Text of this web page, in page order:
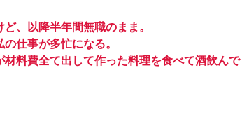
、以降半年間無職のまま。
仕事が多忙になる。
料費全て出して作った料理を食べて酒飲んで